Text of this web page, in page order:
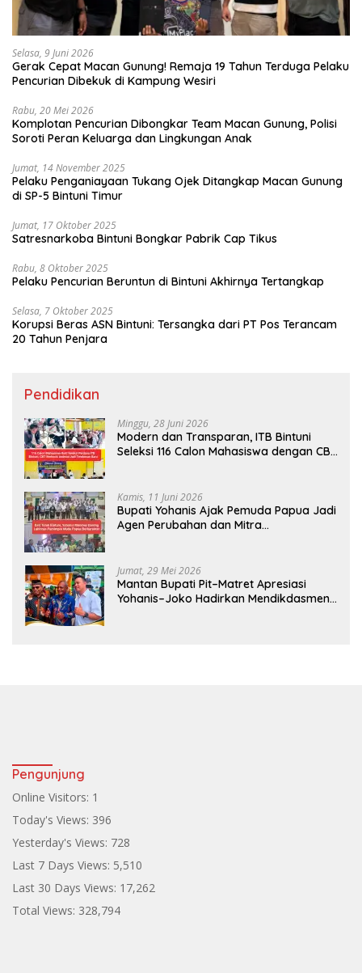
Selasa, 9 Juni 2026
Gerak Cepat Macan Gunung! Remaja 19 Tahun Terduga Pelaku
Pencurian Dibekuk di Kampung Wesiri
Rabu, 20 Mei 2026
Komplotan Pencurian Dibongkar Team Macan Gunung, Polisi
Soroti Peran Keluarga dan Lingkungan Anak
Jumat, 14 November 2025
Pelaku Penganiayaan Tukang Ojek Ditangkap Macan Gunung
di SP-5 Bintuni Timur
Jumat, 17 Oktober 2025
Satresnarkoba Bintuni Bongkar Pabrik Cap Tikus
Rabu, 8 Oktober 2025
Pelaku Pencurian Beruntun di Bintuni Akhirnya Tertangkap
Selasa, 7 Oktober 2025
Korupsi Beras ASN Bintuni: Tersangka dari PT Pos Terancam
20 Tahun Penjara
Pendidikan
Minggu, 28 Juni 2026
Modern dan Transparan, ITB Bintuni
Seleksi 116 Calon Mahasiswa dengan CBT
Kamis, 11 Juni 2026
Bupati Yohanis Ajak Pemuda Papua Jadi
Agen Perubahan dan Mitra
Jumat, 29 Mei 2026
Mantan Bupati Pit–Matret Apresiasi
Yohanis–Joko Hadirkan Mendikdasmen
Pengunjung
Online Visitors: 1
Today's Views: 396
Yesterday's Views: 728
Last 7 Days Views: 5,510
Last 30 Days Views: 17,262
Total Views: 328,794